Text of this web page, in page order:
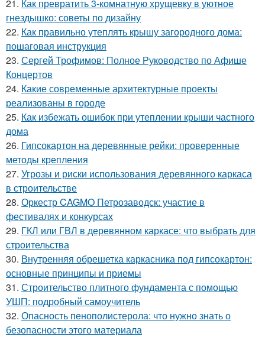
21. Как превратить 3-комнатную хрущевку в уютное
гнездышко: советы по дизайну
22. Как правильно утеплять крышу загородного дома:
пошаговая инструкция
23. Сергей Трофимов: Полное Руководство по Афише
Концертов
24. Какие современные архитектурные проекты
реализованы в городе
25. Как избежать ошибок при утеплении крыши частного
дома
26. Гипсокартон на деревянные рейки: проверенные
методы крепления
27. Угрозы и риски использования деревянного каркаса
в строительстве
28. Оркестр CAGMO Петрозаводск: участие в
фестивалях и конкурсах
29. ГКЛ или ГВЛ в деревянном каркасе: что выбрать для
строительства
30. Внутренняя обрешетка каркасника под гипсокартон:
основные принципы и приемы
31. Строительство плитного фундамента с помощью
УШП: подробный самоучитель
32. Опасность пенополистерола: что нужно знать о
безопасности этого материала